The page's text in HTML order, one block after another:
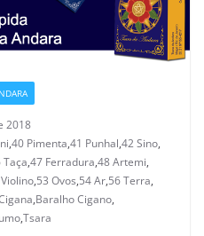
2018
,40 Pimenta,41 Punhal,42 Sino,
Taça,47 Ferradura,48 Artemi,
,53 Ovos,54 Ar,56 Terra,
,Baralho Cigano,
,Tsara